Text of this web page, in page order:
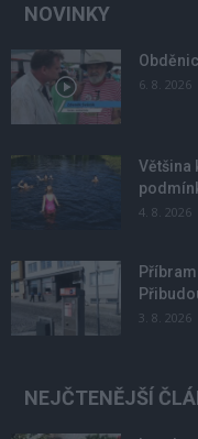
NOVINKY
6. 8. 2026
Většina
4. 8. 2026
3. 8. 2026
NEJČTENĚJŠÍ